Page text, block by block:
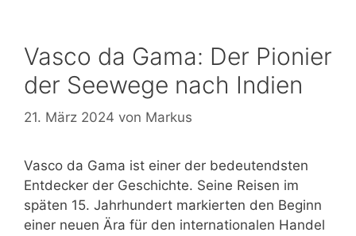
Vasco da Gama: Der Pionier
der Seewege nach Indien
21. März 2024 von Markus
Vasco da Gama ist einer der bedeutendsten
Entdecker der Geschichte. Seine Reisen im
späten 15. Jahrhundert markierten den Beginn
einer neuen Ära für den internationalen Handel